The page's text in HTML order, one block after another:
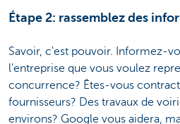
Étape 2: rassemblez des
Savoir, c'est pouvoir. Informez-
l'entreprise que vous voulez
concurrence? Êtes-vous
fournisseurs? Des travaux de
environs? Google vous aidera,